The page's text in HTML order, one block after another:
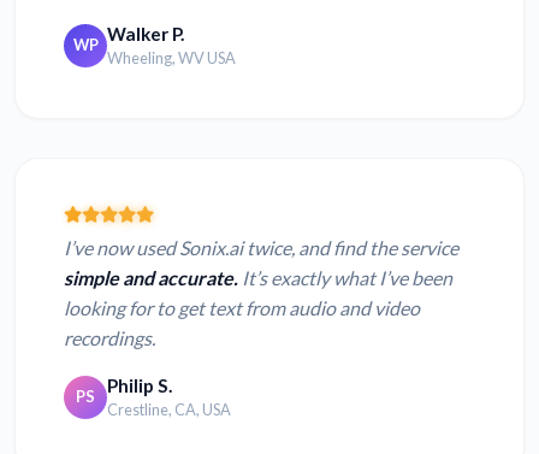
WP Walker P.
Wheeling, WV USA
I’ve now used Sonix.ai twice, and find the service
simple and accurate. It’s exactly what I’ve been
looking for to get text from audio and video
recordings.
PS Philip S.
Crestline, CA, USA